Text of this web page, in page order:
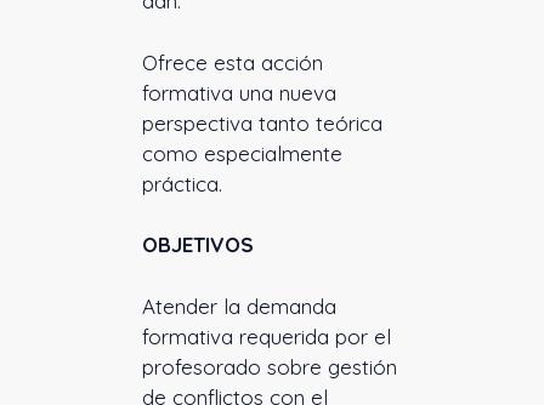
Ofrece esta acción
formativa una nueva
perspectiva tanto teórica
como especialmente
práctica.
OBJETIVOS
Atender la demanda
formativa requerida por el
profesorado sobre gestión
de conflictos con el